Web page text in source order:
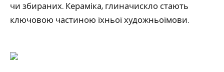
чи збираних. Кераміка, глиначискло стають
ключовою частиною їхньої художньоїмови.